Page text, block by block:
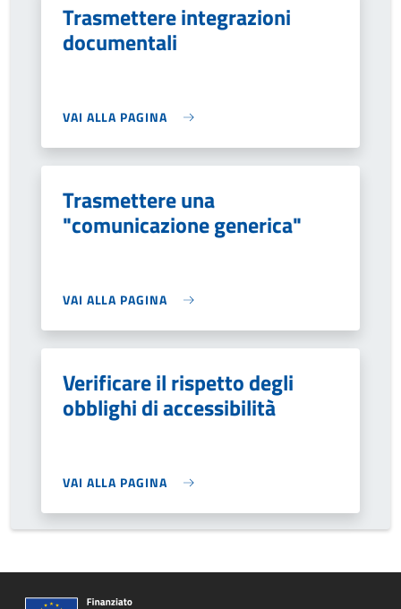
Trasmettere integrazioni
documentali
VAI ALLA PAGINA
Trasmettere una
"comunicazione generica"
VAI ALLA PAGINA
Verificare il rispetto degli
obblighi di accessibilità
VAI ALLA PAGINA